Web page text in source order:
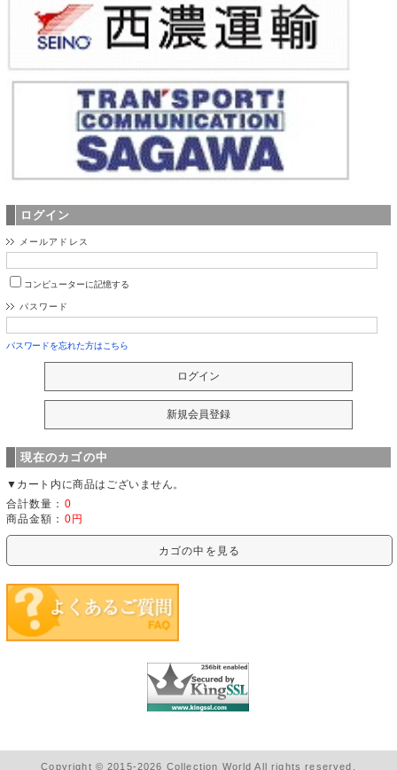
ログイン
メールアドレス
コンピューターに記憶する
パスワード
パスワードを忘れた方はこちら
現在のカゴの中
▼カート内に商品はございません。
合計数量： 0
商品金額： 0円
カゴの中を見る
Copyright © 2015-2026 Collection World All rights reserved.